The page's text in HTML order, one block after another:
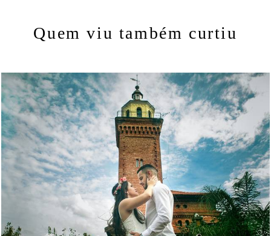
Quem viu também curtiu
3018 55